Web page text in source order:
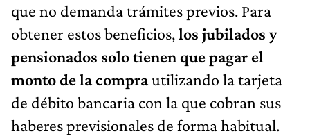
que no demanda trámites previos. Para
obtener estos beneficios,los jubilados y
pensionados solo tienen que pagar el
monto de la comprautilizando la tarjeta
de débito bancaria con la que cobran sus
haberes previsionales de forma habitual.